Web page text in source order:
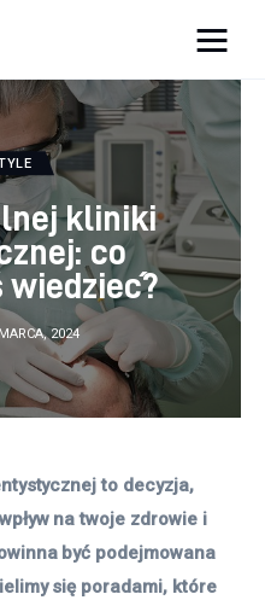
kliniki
co
wiedzieć?
2024
to decyzja,
na twoje zdrowie i
być podejmowana
się poradami, które